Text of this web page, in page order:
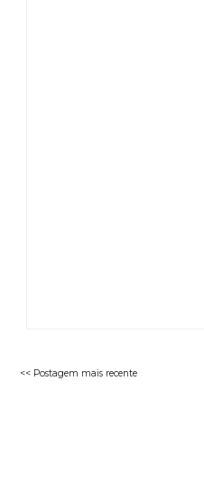
<< Postagem mais recente